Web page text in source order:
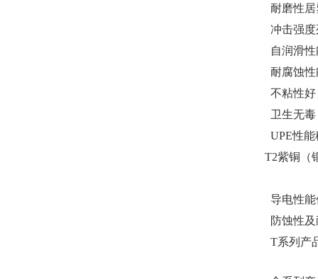
耐磨性
冲击强
自润滑
耐腐蚀
不粘性
卫生无
UPE性
T2紫铜（
导电性
防蚀性
T系列产